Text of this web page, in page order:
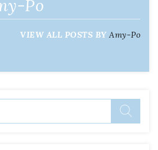
Po
VIEW ALL POSTS BY Amy-Po